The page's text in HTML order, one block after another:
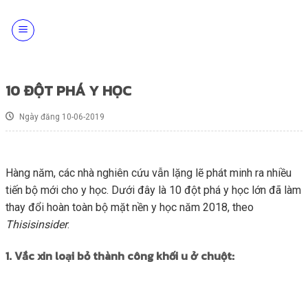
content
10 ĐỘT PHÁ Y HỌC
Ngày đăng 10-06-2019
Hàng năm, các nhà nghiên cứu vẫn lặng lẽ phát minh ra nhiều
tiến bộ mới cho y học. Dưới đây là 10 đột phá y học lớn đã làm
thay đổi hoàn toàn bộ mặt nền y học năm 2018, theo
Thisisinsider.
1. Vắc xin loại bỏ thành công khối u ở chuột: